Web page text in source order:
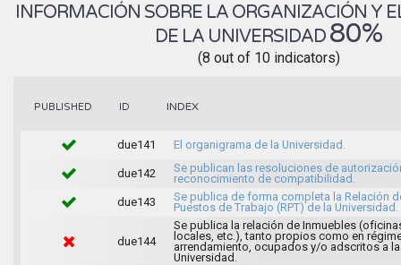
INFORMACIÓN SOBRE LA ORGANIZACIÓN Y
DE LA UNIVERSIDAD 80%
(8 out of 10 indicators)
PUBLISHED ID INDEX
due141 El organigrama de la Universidad.
due142
Se publican las resoluciones de
reconocimiento de compatibilidad.
due143
Se publica de forma completa la Relación
Puestos de Trabajo (RPT) de la Universidad.
due144
Se publica la relación de Inmuebles
locales, etc.), tanto propios como en
arrendamiento, ocupados y/o adscritos a la
Universidad.